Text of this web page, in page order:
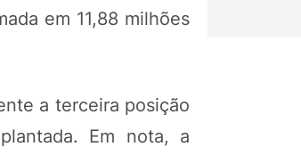
em 11,88 milhões
a terceira posição
Em nota, a